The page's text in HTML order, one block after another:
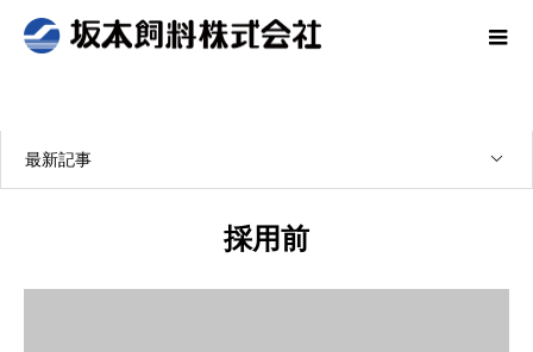
最新記事
採用前